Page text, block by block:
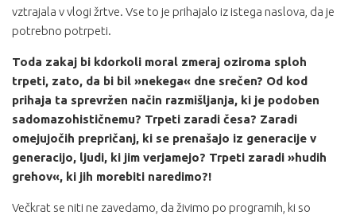
vztrajala v vlogi žrtve. Vse to je prihajalo iz istega naslova, da je
potrebno potrpeti.
Toda zakaj bi kdorkoli moral zmeraj oziroma sploh
trpeti, zato, da bi bil »nekega« dne srečen? Od kod
prihaja ta sprevržen način razmišljanja, ki je podoben
sadomazohističnemu? Trpeti zaradi česa? Zaradi
omejujočih prepričanj, ki se prenašajo iz generacije v
generacijo, ljudi, ki jim verjamejo? Trpeti zaradi »hudih
grehov«, ki jih morebiti naredimo?!
Večkrat se niti ne zavedamo, da živimo po programih, ki so